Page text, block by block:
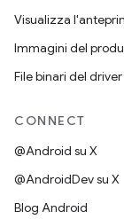
Visualizza
Immagini del
File binari del driver
CONNECT
@Android su X
@AndroidDev su X
Blog Android